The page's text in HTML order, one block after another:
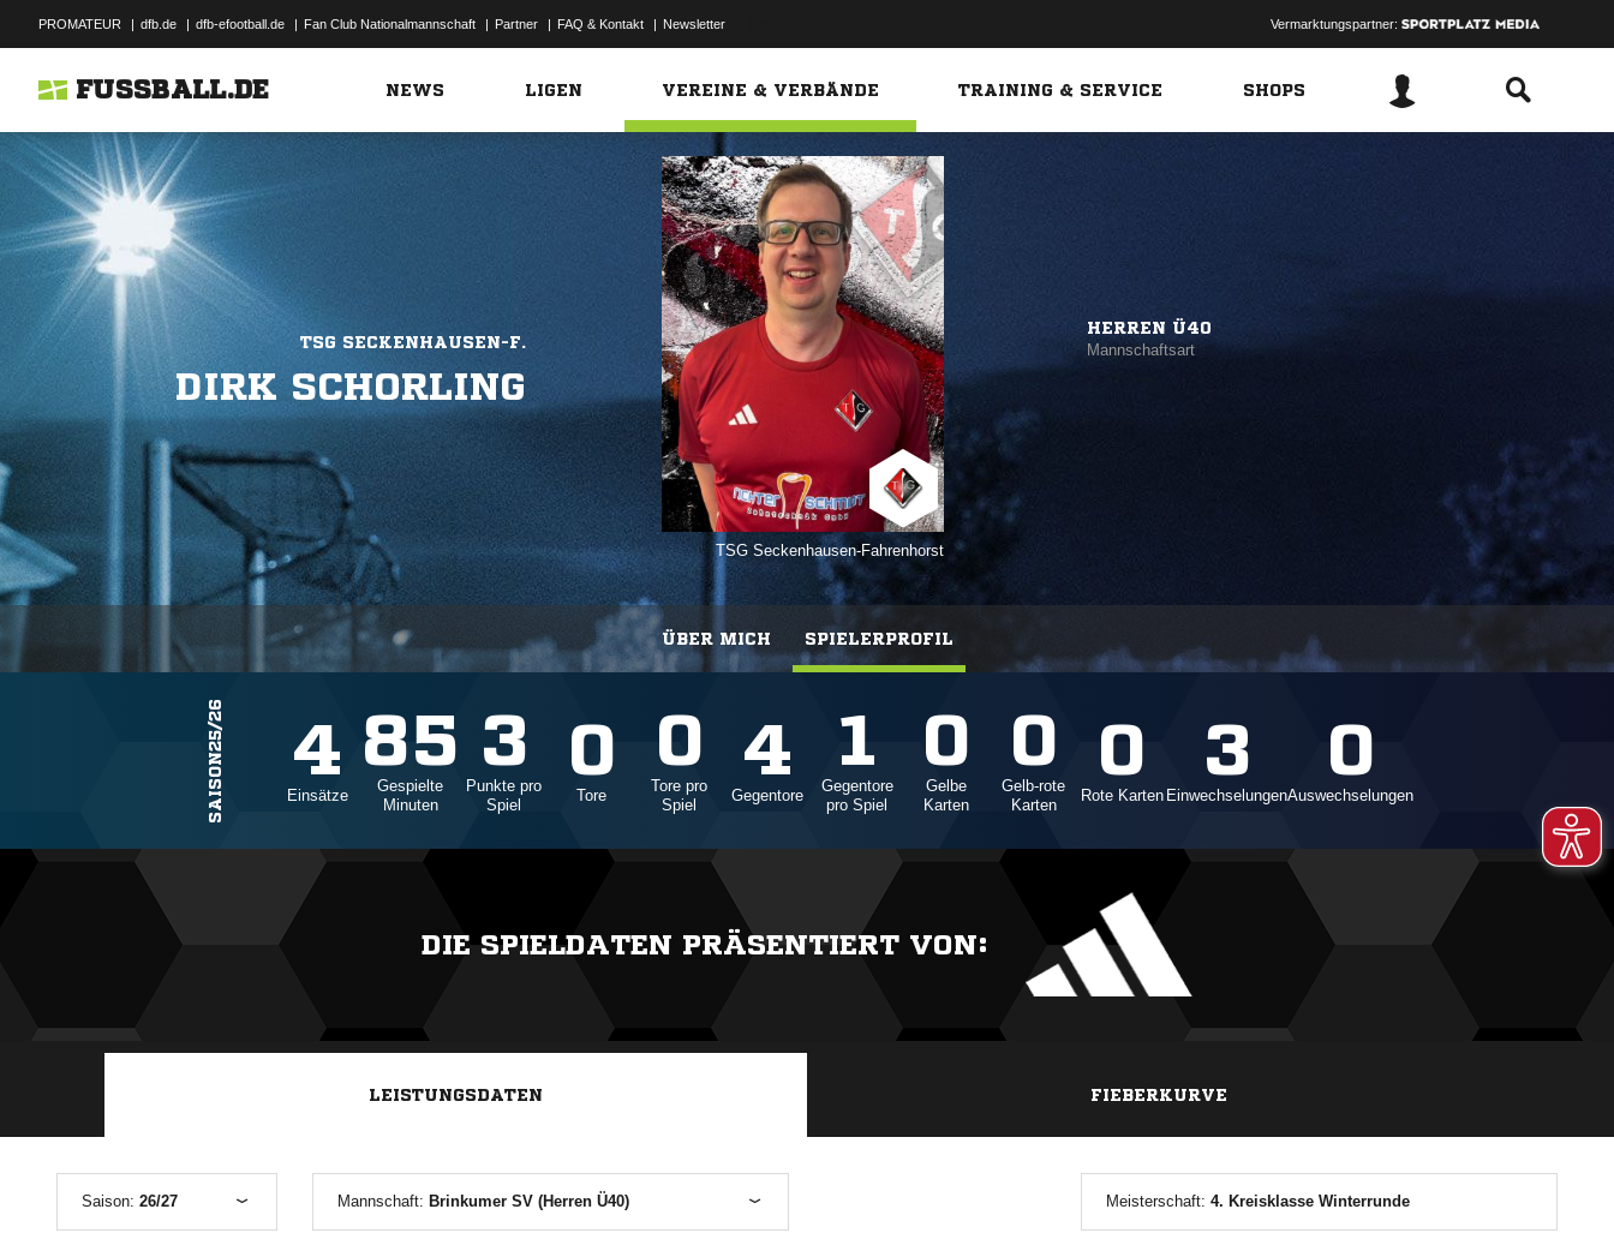
PROMATEUR | dfb.de | dfb-efootball.de | Fan Club Nationalmannschaft | Partner | FAQ & Kontakt | Newsletter Vermarktungspartner:
FUSSBALL.DE NEWS LIGEN VEREINE & VERBÄNDE TRAINING & SERVICE SHOPS
ÜBER MICH SPIELERPROFIL
TSG SECKENHAUSEN-F.
DIRK SCHORLING
TSG Seckenhausen-Fahrenhorst
HERREN Ü40
Mannschaftsart
SAISON25/26 4
Einsätze
85
Gespielte
Minuten
3
Punkte pro
Spiel
0
Tore
0
Tore pro
Spiel
4
Gegentore
1
Gegentore
pro Spiel
0
Gelbe
Karten
0
Gelb-rote
Karten
0
Rote Karten
3
Einwechselungen
0
Auswechselungen
DIE SPIELDATEN PRÄSENTIERT VON:
LEISTUNGSDATEN FIEBERKURVE
Saison: 26/27 Mannschaft: Brinkumer SV (Herren Ü40) Meisterschaft: 4. Kreisklasse Winterrunde